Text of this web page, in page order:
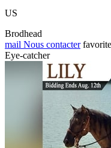
US
Brodhead
mail Nous contacter favorite
Eye-catcher